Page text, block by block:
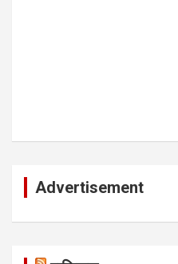
Advertisement